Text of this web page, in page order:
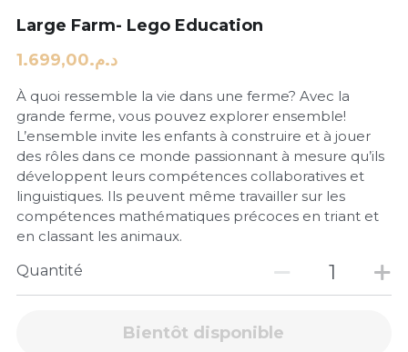
Large Farm- Lego Education
د.م.1.699,00
À quoi ressemble la vie dans une ferme? Avec la
grande ferme, vous pouvez explorer ensemble!
L’ensemble invite les enfants à construire et à jouer
des rôles dans ce monde passionnant à mesure qu’ils
développent leurs compétences collaboratives et
linguistiques. Ils peuvent même travailler sur les
compétences mathématiques précoces en triant et
en classant les animaux.
Quantité
Bientôt disponible